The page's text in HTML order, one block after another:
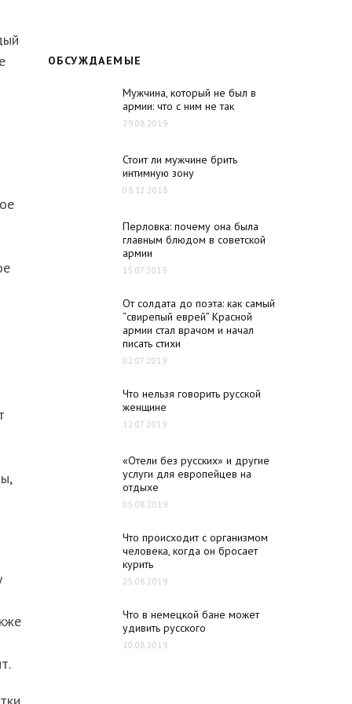
ОБСУЖДАЕМЫЕ
Мужчина, который не был в
армии: что с ним не так
29.08.2019
Стоит ли мужчине брить
интимную зону
08.12.2018
Перловка: почему она была
главным блюдом в советской
армии
15.07.2019
От солдата до поэта: как самый
“свирепый еврей” Красной
армии стал врачом и начал
писать стихи
02.07.2019
Что нельзя говорить русской
женщине
12.07.2019
«Отели без русских» и другие
услуги для европейцев на
отдыхе
05.08.2019
Что происходит с организмом
человека, когда он бросает
курить
25.08.2019
Что в немецкой бане может
удивить русского
10.08.2019